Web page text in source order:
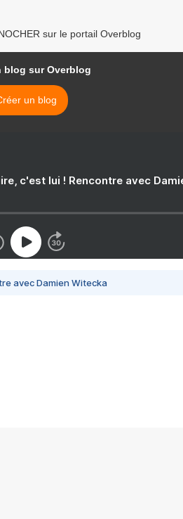
sur le portail Overblog
blog sur Overblog
un blog
c'est lui ! Rencontre avec
avec Damien Witecka